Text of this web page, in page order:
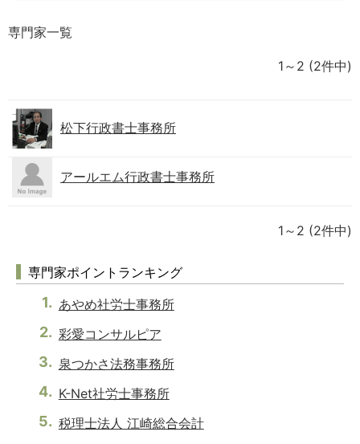
専門家一覧
1～2 (2件中)
松下行政書士事務所
アールエム行政書士事務所
1～2 (2件中)
専門家ポイントランキング
あやめ社労士事務所
彩愛コンサルピア
泉つかさ法務事務所
K-Net社労士事務所
税理士法人 江崎総合会計